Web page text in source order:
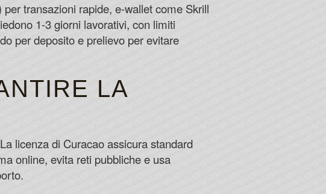
transazioni rapide, e-wallet come Skrill
1-3 giorni lavorativi, con limiti
per deposito e prelievo per evitare
LA
licenza di Curacao assicura standard
online, evita reti pubbliche e usa